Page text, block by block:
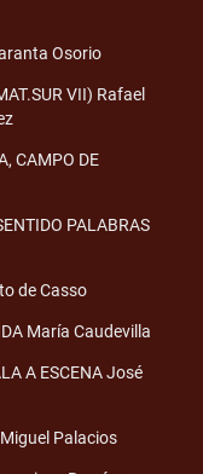
Osorio
VII) Rafael
CAMPO DE
PALABRAS
de Casso
María Caudevilla
A ESCENA José
Miguel Palacios